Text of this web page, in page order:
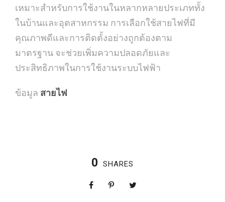
เหมาะสำหรับการใช้งานในหลากหลายประเภททั้ง
ในบ้านและอุตสาหกรรม การเลือกใช้สายไฟที่มี
คุณภาพดีและการติดตั้งอย่างถูกต้องตาม
มาตรฐาน จะช่วยเพิ่มความปลอดภัยและ
ประสิทธิภาพในการใช้งานระบบไฟฟ้า
ข้อมูล สายไฟ
0 SHARES